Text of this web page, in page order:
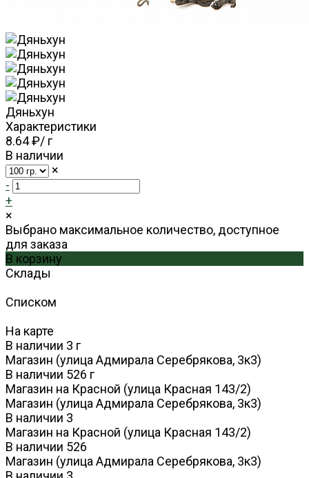
Дяньхун
Характеристики
8.64 ₽/ г
В наличии
×
-
+
×
Выбрано максимальное количество, доступное
для заказа
В корзину
Склады
Списком
На карте
В наличии 3 г
Магазин (улица Адмирала Серебрякова, 3к3)
В наличии 526 г
Магазин на Красной (улица Красная 143/2)
Магазин (улица Адмирала Серебрякова, 3к3)
В наличии 3
Магазин на Красной (улица Красная 143/2)
В наличии 526
Магазин (улица Адмирала Серебрякова, 3к3)